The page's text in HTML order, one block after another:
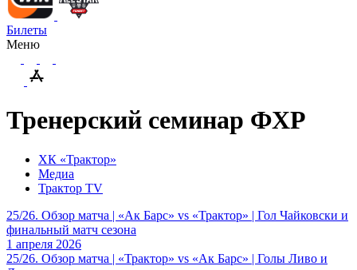
Билеты
Меню
Тренерский семинар ФХР
ХК «Трактор»
Медиа
Трактор TV
25/26. Обзор матча | «Ак Барс» vs «Трактор» | Гол Чайковски и
финальный матч сезона
1 апреля 2026
25/26. Обзор матча | «Трактор» vs «Ак Барс» | Голы Ливо и